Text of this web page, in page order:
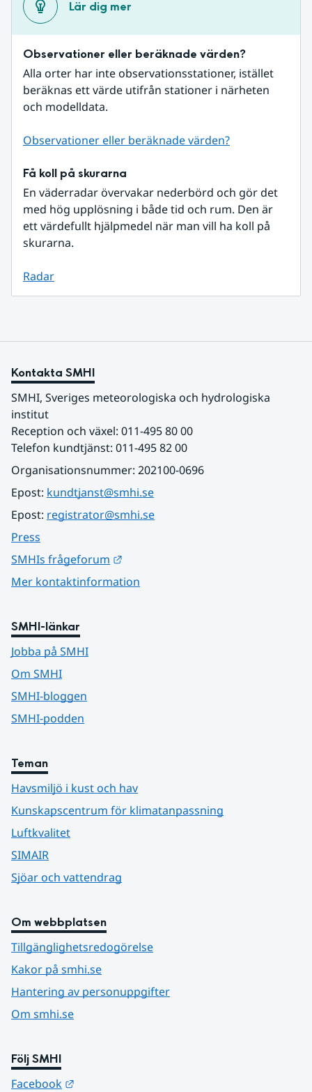
Lär dig mer
Observationer eller beräknade värden?
Alla orter har inte observationsstationer, istället
beräknas ett värde utifrån stationer i närheten
och modelldata.
Observationer eller beräknade värden?
Få koll på skurarna
En väderradar övervakar nederbörd och gör det
med hög upplösning i både tid och rum. Den är
ett värdefullt hjälpmedel när man vill ha koll på
skurarna.
Radar
Kontakta SMHI
SMHI, Sveriges meteorologiska och hydrologiska
institut
Reception och växel: 011-495 80 00
Telefon kundtjänst: 011-495 82 00
Organisationsnummer: 202100-0696
Epost: kundtjanst@smhi.se
Epost: registrator@smhi.se
Press
SMHIs frågeforum
Mer kontaktinformation
SMHI-länkar
Jobba på SMHI
Om SMHI
SMHI-bloggen
SMHI-podden
Teman
Havsmiljö i kust och hav
Kunskapscentrum för klimatanpassning
Luftkvalitet
SIMAIR
Sjöar och vattendrag
Om webbplatsen
Tillgänglighetsredogörelse
Kakor på smhi.se
Hantering av personuppgifter
Om smhi.se
Följ SMHI
Facebook